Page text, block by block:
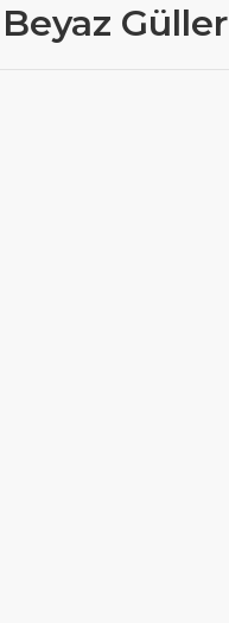
Güller